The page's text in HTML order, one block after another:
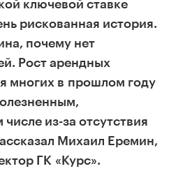
ключевой ставке
рискованная история.
почему нет
Рост арендных
многих в прошлом году
из-за отсутствия
Михаил Еремин,
ГК «Курс».